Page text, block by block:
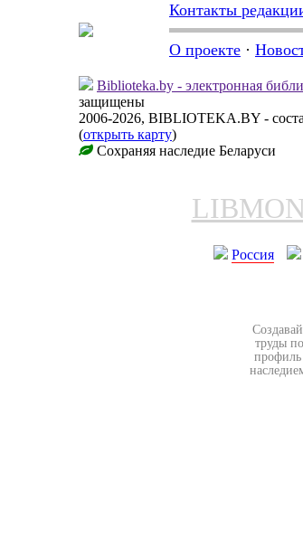
Контакты
О проекте ·
Biblioteka.by - электронная
защищены
2006-2026, BIBLIOTEKA.BY -
(открыть карту)
Сохраняя наследие Беларуси
Россия
труды
профиль